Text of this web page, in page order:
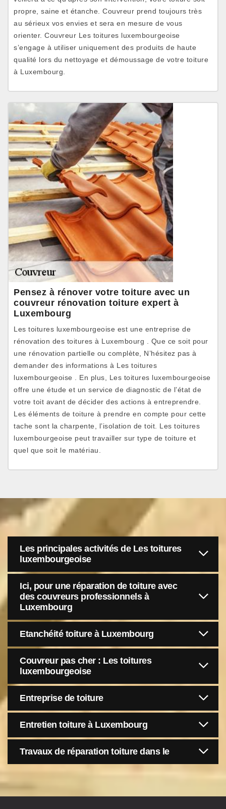
propre, saine et étanche. Couvreur prend toujours très
au sérieux vos envies et sera en mesure de vous
orienter. Couvreur Les toitures luxembourgeoise
s’engage à utiliser uniquement des produits de haute
qualité lors du nettoyage et démoussage de votre toiture
à Luxembourg.
Pensez à rénover votre toiture avec un
couvreur rénovation toiture expert à
Luxembourg
Les toitures luxembourgeoise est une entreprise de
rénovation des toitures à Luxembourg . Que ce soit pour
une rénovation partielle ou complète, N’hésitez pas à
demander des informations à Les toitures
luxembourgeoise . En plus, Les toitures luxembourgeoise
offre une étude et un service de diagnostic de l’état de
votre toit avant de décider des actions à entreprendre.
Les éléments de toiture à prendre en compte pour cette
tache sont la charpente, l’isolation de toit. Les toitures
luxembourgeoise peut travailler sur type de toiture et
quel que soit le matériau.
Les principales activités de Les toitures
luxembourgeoise
Ici, pour une réparation de toiture avec
des couvreurs professionnels à
Luxembourg
Etanchéité toiture à Luxembourg
Couvreur pas cher : Les toitures
luxembourgeoise
Entreprise de toiture
Entretien toiture à Luxembourg
Travaux de réparation toiture dans le